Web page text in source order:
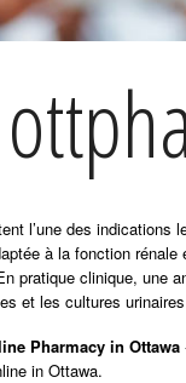
l’une des
à la fonction
pratique clinique, une
et les cultures
Pharmacy in Ottawa
in Ottawa.